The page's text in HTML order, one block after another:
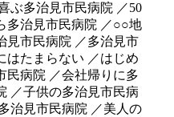
ぶ多治見市民病院 ／50
多治見市民病院 ／○○地
見市民病院 ／多治見市
はたまらない ／はじめ
民病院 ／会社帰りに多
／子供の多治見市民病
治見市民病院 ／美人の